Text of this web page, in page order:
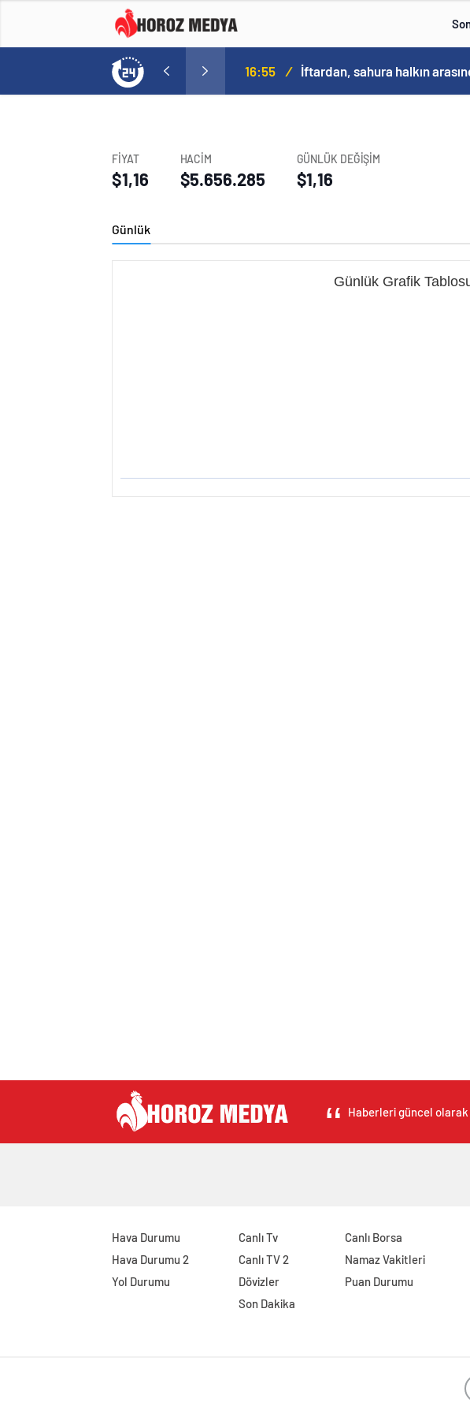
16:09 /
FİYAT
$1,16
HACİM
$5.656.285
GÜNLÜK DEĞİŞİM
$1,16
Günlük
Günlük Grafik
Haberleri güncel
Hava Durumu
Hava Durumu 2
Yol Durumu
Canlı Tv
Canlı TV 2
Dövizler
Son Dakika
Canlı Borsa
Namaz Vakitleri
Puan Durumu